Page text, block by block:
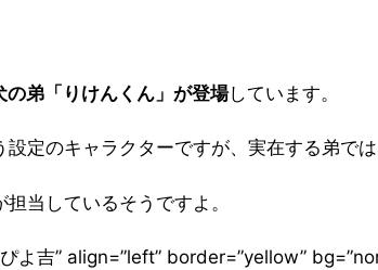
の弟「りけんくん」が登場しています。
定のキャラクターですが、実在する弟では
当しているそうですよ。
よ吉” align=”left” border=”yellow”